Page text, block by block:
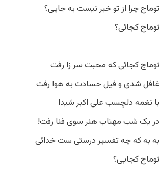
توماج چرا از تو خبر نیست به جایی؟
توماج کجائی؟
توماج کجائی که محبت سر زا رفت
غافل شدی و فیل حسادت به هوا رفت
با نغمه دلچسب علی اکبر شیدا
در یک شب مهتاب هنر سوی فنا رفت!
به به که چه تفسیر درستی ست خدائی
توماج کجایی؟